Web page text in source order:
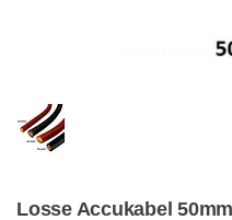
Losse Accukabel